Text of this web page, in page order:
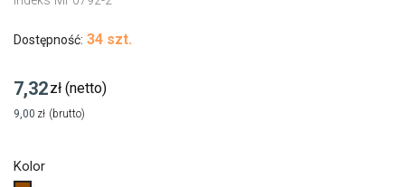
Dostępność: 34 szt.
7,32zł (netto)
9,00 zł (brutto)
Kolor